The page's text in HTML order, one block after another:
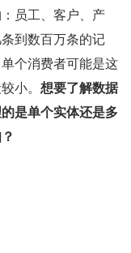
员工、客户、产
到数百万条的记
个消费者可能是这
小。 想要了解数据
是单个实体还是多